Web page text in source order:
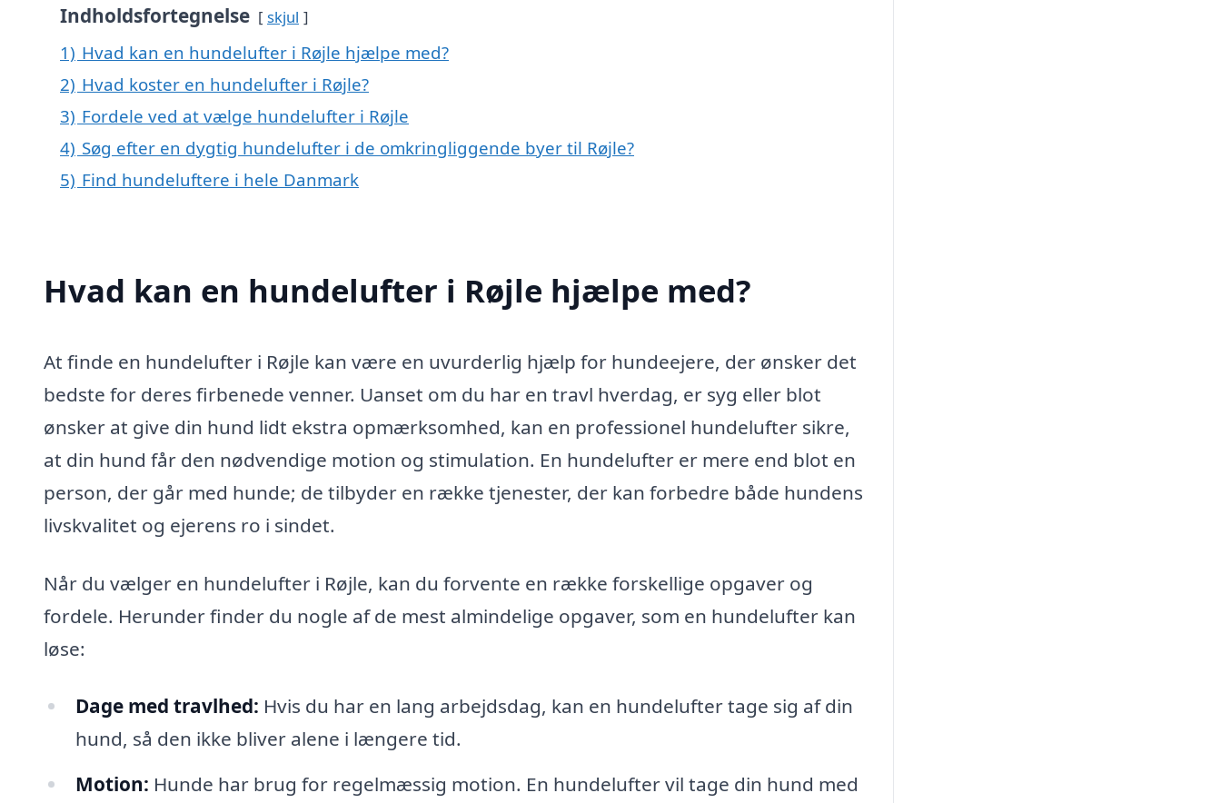
Indholdsfortegnelse skjul
1) Hvad kan en hundelufter i Røjle hjælpe med?
2) Hvad koster en hundelufter i Røjle?
3) Fordele ved at vælge hundelufter i Røjle
4) Søg efter en dygtig hundelufter i de omkringliggende byer til Røjle?
5) Find hundeluftere i hele Danmark
Hvad kan en hundelufter i Røjle hjælpe med?
At finde en hundelufter i Røjle kan være en uvurderlig hjælp for hundeejere, der ønsker det
bedste for deres firbenede venner. Uanset om du har en travl hverdag, er syg eller blot
ønsker at give din hund lidt ekstra opmærksomhed, kan en professionel hundelufter sikre,
at din hund får den nødvendige motion og stimulation. En hundelufter er mere end blot en
person, der går med hunde; de tilbyder en række tjenester, der kan forbedre både hundens
livskvalitet og ejerens ro i sindet.
Når du vælger en hundelufter i Røjle, kan du forvente en række forskellige opgaver og
fordele. Herunder finder du nogle af de mest almindelige opgaver, som en hundelufter kan
løse:
Dage med travlhed: Hvis du har en lang arbejdsdag, kan en hundelufter tage sig af din
hund, så den ikke bliver alene i længere tid.
Motion: Hunde har brug for regelmæssig motion. En hundelufter vil tage din hund med